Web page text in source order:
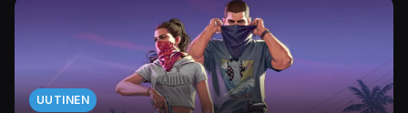
UUTINEN